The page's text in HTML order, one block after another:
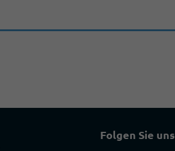
Folgen Sie uns